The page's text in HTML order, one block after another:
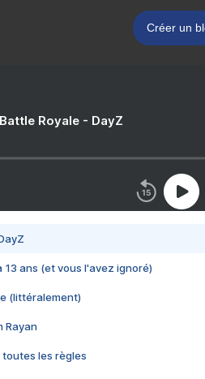
Créer un
Royale - DayZ
13 ans (et vous l'avez ignoré)
(littéralement)
Rayan
toutes les règles